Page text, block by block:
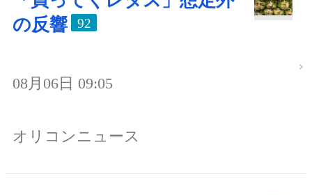
の反響
92
08月06日 09:05
オリコンニュース